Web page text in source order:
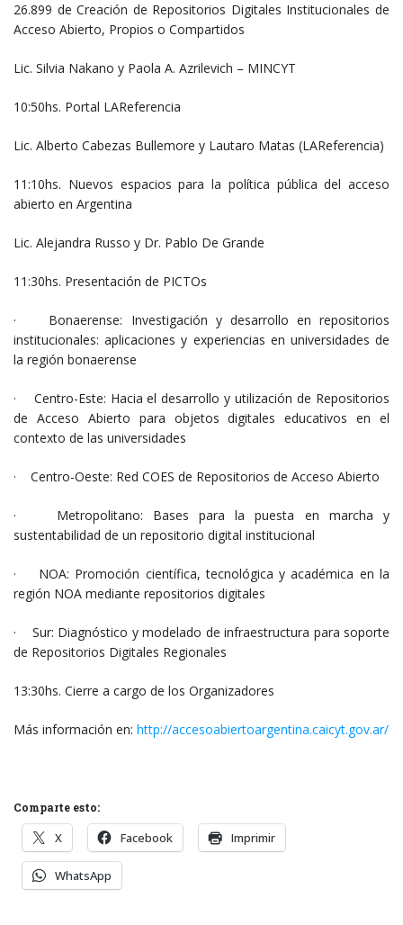
26.899 de Creación de Repositorios Digitales Institucionales de
Acceso Abierto, Propios o Compartidos
Lic. Silvia Nakano y Paola A. Azrilevich – MINCYT
10:50hs. Portal LAReferencia
Lic. Alberto Cabezas Bullemore y Lautaro Matas (LAReferencia)
11:10hs. Nuevos espacios para la política pública del acceso
abierto en Argentina
Lic. Alejandra Russo y Dr. Pablo De Grande
11:30hs. Presentación de PICTOs
· Bonaerense: Investigación y desarrollo en repositorios
institucionales: aplicaciones y experiencias en universidades de
la región bonaerense
· Centro-Este: Hacia el desarrollo y utilización de Repositorios
de Acceso Abierto para objetos digitales educativos en el
contexto de las universidades
· Centro-Oeste: Red COES de Repositorios de Acceso Abierto
· Metropolitano: Bases para la puesta en marcha y
sustentabilidad de un repositorio digital institucional
· NOA: Promoción científica, tecnológica y académica en la
región NOA mediante repositorios digitales
· Sur: Diagnóstico y modelado de infraestructura para soporte
de Repositorios Digitales Regionales
13:30hs. Cierre a cargo de los Organizadores
Más información en: http://accesoabiertoargentina.caicyt.gov.ar/
Comparte esto:
X Facebook Imprimir
WhatsApp